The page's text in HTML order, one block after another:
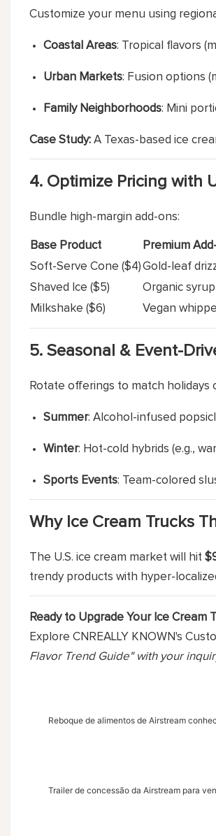
Customize your menu using
Coastal Areas: Tropical flavors
Urban Markets: Fusion options
Family Neighborhoods: Mini
Case Study:A Texas-based ice
4. Optimize Pricing with
Bundle high-margin add-ons:
Base Product Premium
Soft-Serve Cone ($4)Gold-leaf
Shaved Ice ($5)
Organic
Milkshake ($6)
Vegan
5. Seasonal & Event-
Rotate offerings to match holidays
Summer: Alcohol-infused
Winter: Hot-cold hybrids (e.g.,
Sports Events: Team-colored
Why Ice Cream Trucks
The U.S. ice cream market will hit
trendy products with hyper-
Ready to Upgrade Your Ice Cream
Explore CNREALLY KNOWN's
Flavor Trend Guide" with your
Reboque de alimentos de Airstream
Trailer de concessão da Airstream para